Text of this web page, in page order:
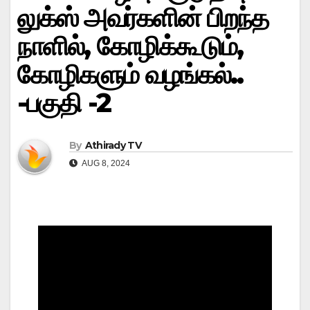
லுக்ஸ் அவர்களின் பிறந்த
நாளில், கோழிக்கூடும்,
கோழிகளும் வழங்கல்..
-பகுதி -2
By Athirady TV
AUG 8, 2024